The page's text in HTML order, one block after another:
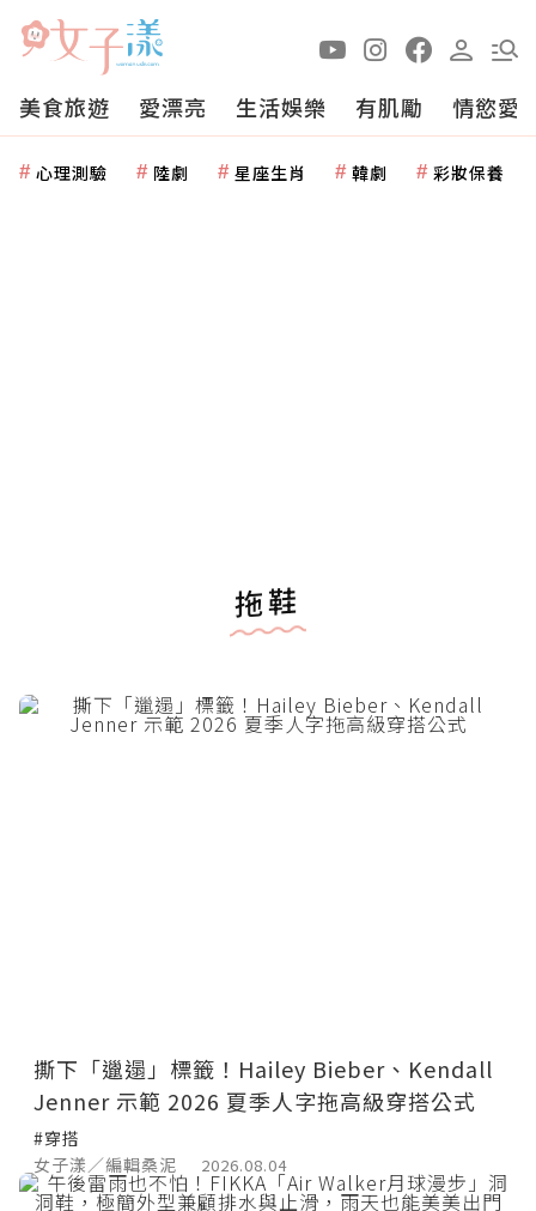
美食旅遊 愛漂亮 生活娛樂 有肌勵 情慾愛
心理測驗 陸劇 星座生肖 韓劇 彩妝保養
拖鞋
撕下「邋遢」標籤！Hailey Bieber、Kendall
Jenner 示範 2026 夏季人字拖高級穿搭公式
#穿搭
女子漾／編輯桑泥
2026.08.04